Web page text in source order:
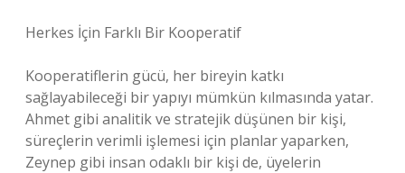
Herkes İçin Farklı Bir Kooperatif
Kooperatiflerin gücü, her bireyin katkı
sağlayabileceği bir yapıyı mümkün kılmasında yatar.
Ahmet gibi analitik ve stratejik düşünen bir kişi,
süreçlerin verimli işlemesi için planlar yaparken,
Zeynep gibi insan odaklı bir kişi de, üyelerin